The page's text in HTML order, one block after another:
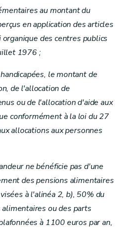
au montant du
en application des articles
des centres publics
1976 ;
le montant de
de l'allocation de
ou de l'allocation d'aide aux
conformément à la loi du 27
allocations aux personnes
ne bénéficie pas d'une
des pensions alimentaires
à l'alinéa 2, b), 50% du
ou des parts
à 1100 euros par an,